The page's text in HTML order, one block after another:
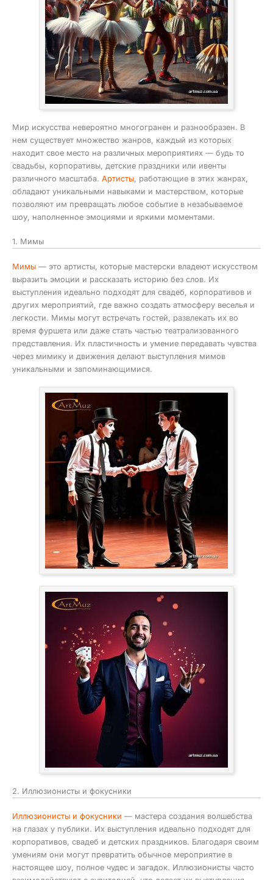
Мир искусства невероятно многогранен и разнообразен. В
нем существует множество жанров, каждый из которых
находит свое место на различных мероприятиях — будь то
свадьбы, корпоративы, детские праздники или ивенты
различного масштаба. Артисты, работающие в этих жанрах,
обладают уникальными навыками и мастерством, которые
позволяют им превращать любое событие в незабываемое
шоу, наполненное эмоциями и яркими моментами.
1. Мимы
Мимы — это артисты, которые мастерски владеют искусством
выразить эмоции и рассказать историю без слов. Их
выступления идеально подходят для свадеб, корпоративов и
других мероприятий, где важно создать атмосферу веселья и
легкости. Мимы могут встречать гостей, развлекать их во
время фуршета или даже стать частью театрализованного
представления. Их пластичность и умение передавать чувства
через мимику и движения делают выступления мимов
уникальными и запоминающимися.
2. Иллюзионисты и фокусники
Иллюзионисты и фокусники — мастера создания волшебства
на глазах у публики. Их выступления идеально подходят для
корпоративов, свадеб и детских праздников. Благодаря своим
умениям они могут превратить обычное мероприятие в
настоящее шоу, полное чудес и загадок. Иллюзионисты часто